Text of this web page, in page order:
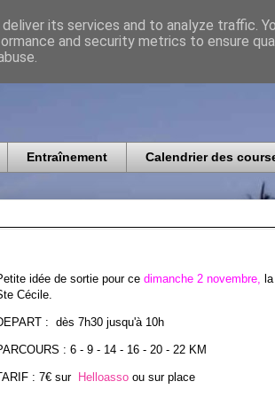
Entraînement Calendrier des
idée de sortie pour ce dimanche 2 novembre,
Cécile.
: dès 7h30 jusqu'à 10h
: 6 - 9 - 14 - 16 - 20 - 22 KM
: 7€ sur Helloasso ou sur place
its services and to analyze traffic.
and security metrics to ensure